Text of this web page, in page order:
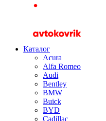
Каталог
Acura
Alfa Romeo
Audi
Bentley
BMW
Buick
BYD
Cadillac